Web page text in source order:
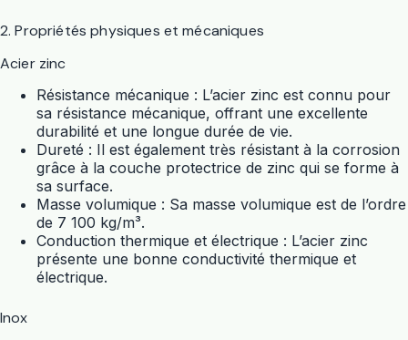
2. Propriétés physiques et mécaniques
Acier zinc
Résistance mécanique : L’acier zinc est connu pour
sa résistance mécanique, offrant une excellente
durabilité et une longue durée de vie.
Dureté : Il est également très résistant à la corrosion
grâce à la couche protectrice de zinc qui se forme à
sa surface.
Masse volumique : Sa masse volumique est de l’ordre
de 7 100 kg/m³.
Conduction thermique et électrique : L’acier zinc
présente une bonne conductivité thermique et
électrique.
Inox